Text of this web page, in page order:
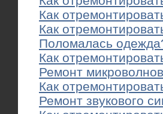
Как
Как
Поломалась
Как
Ремонт
Как
Ремонт звукового